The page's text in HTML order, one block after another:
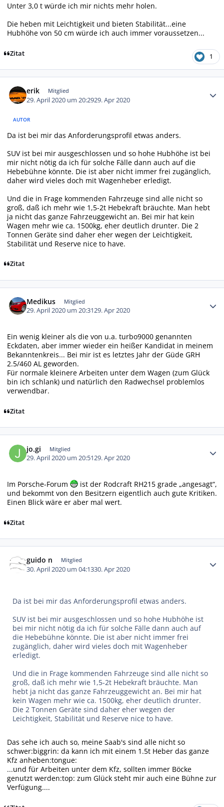
Unter 3,0 t würde ich mir nichts mehr holen.
Die heben mit Leichtigkeit und bieten Stabilität...eine
Hubhöhe von 50 cm würde ich auch immer voraussetzen...
Zitat 1
erik Mitglied
29. April 2020 um 20:2929. Apr 2020
AUTOR
Da ist bei mir das Anforderungsprofil etwas anders.
SUV ist bei mir ausgeschlossen und so hohe Hubhöhe ist bei
mir nicht nötig da ich für solche Fälle dann auch auf die
Hebebühne könnte. Die ist aber nicht immer frei zugänglich,
daher wird vieles doch mit Wagenheber erledigt.
Und die in Frage kommenden Fahrzeuge sind alle nicht so
groß, daß ich mehr wie 1,5-2t Hebekraft bräuchte. Man hebt
ja nicht das ganze Fahrzeuggewicht an. Bei mir hat kein
Wagen mehr wie ca. 1500kg, eher deutlich drunter. Die 2
Tonnen Geräte sind daher eher wegen der Leichtigkeit,
Stabilität und Reserve nice to have.
Zitat
Medikus Mitglied
29. April 2020 um 20:3129. Apr 2020
Ein wenig kleiner als die von u.a. turbo9000 genannten
Eckdaten, aber immer wieder ein heißer Kandidat in meinem
Bekanntenkreis... Bei mir ist es letztes Jahr der Güde GRH
2.5/460 AL geworden.
Für normale kleinere Arbeiten unter dem Wagen (zum Glück
bin ich schlank) und natürlich den Radwechsel problemlos
verwendbar.
Zitat
jo.gi Mitglied
29. April 2020 um 20:5129. Apr 2020
Im Porsche-Forum
ist der Rodcraft RH215 grade „angesagt“,
und bekommt von den Besitzern eigentlich auch gute Kritiken.
Einen Blick wäre er aber mal wert.
Zitat
guido n Mitglied
30. April 2020 um 04:1330. Apr 2020
Da ist bei mir das Anforderungsprofil etwas anders.
SUV ist bei mir ausgeschlossen und so hohe Hubhöhe ist
bei mir nicht nötig da ich für solche Fälle dann auch auf
die Hebebühne könnte. Die ist aber nicht immer frei
zugänglich, daher wird vieles doch mit Wagenheber
erledigt.
Und die in Frage kommenden Fahrzeuge sind alle nicht so
groß, daß ich mehr wie 1,5-2t Hebekraft bräuchte. Man
hebt ja nicht das ganze Fahrzeuggewicht an. Bei mir hat
kein Wagen mehr wie ca. 1500kg, eher deutlich drunter.
Die 2 Tonnen Geräte sind daher eher wegen der
Leichtigkeit, Stabilität und Reserve nice to have.
Das sehe ich auch so, meine Saab's sind alle nicht so
schwer:biggrin: da kann ich mit einem 1.5t Heber das ganze
Kfz anheben:tongue:
...und für Arbeiten unter dem Kfz, sollten immer Böcke
genutzt werden:top: zum Glück steht mir auch eine Bühne zur
Verfügung....